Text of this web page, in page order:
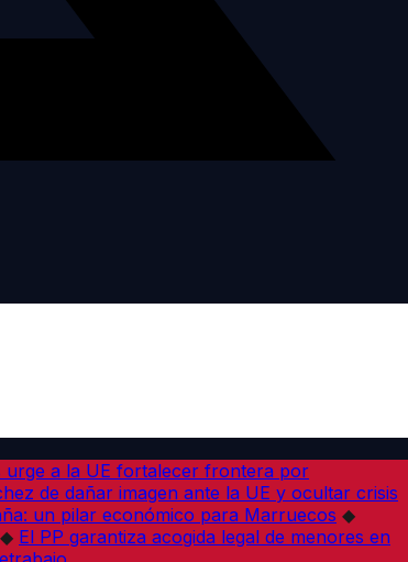
urge a la UE fortalecer frontera por
de dañar imagen ante la UE y ocultar crisis
un pilar económico para Marruecos ◆
◆ El PP garantiza acogida legal de menores en